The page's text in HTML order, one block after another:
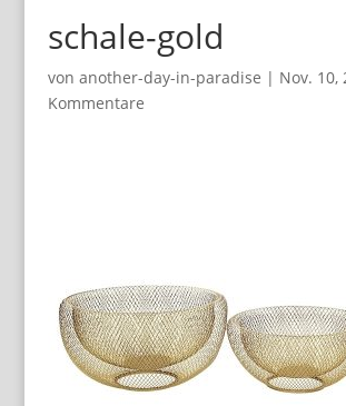
schale-gold
von another-day-in-paradise | Nov. 10,
Kommentare